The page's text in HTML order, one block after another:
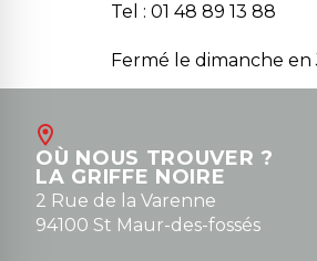
Tel : 01 48 89 13 88
Fermé le dimanche
Août
contact@la-griffe-
0148836747
OÙ NOUS TROUVER ?
LA GRIFFE NOIRE
2 Rue de la Varenne
94100 St Maur-des-fossés